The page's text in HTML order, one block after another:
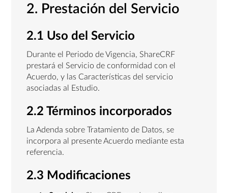
2. Prestación del Servicio
2.1 Uso del Servicio
Durante el Periodo de Vigencia, ShareCRF
prestará el Servicio de conformidad con el
Acuerdo, y las Características del servicio
asociadas al Estudio.
2.2 Términos incorporados
La Adenda sobre Tratamiento de Datos, se
incorpora al presente Acuerdo mediante esta
referencia.
2.3 Modificaciones